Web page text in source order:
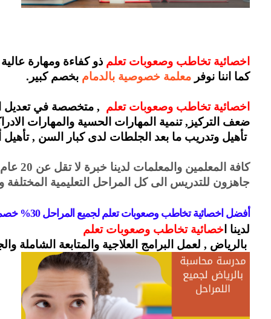
اخصائية تخاطب وصعوبات تعلم ذو كفاءة ومهارة
كما اننا نوفر معلمة خصوصية بالدمام بخصم كبير.
اخصائية تخاطب وصعوبات تعلم , متخصصة في تعديل
ضعف التركيز, تنمية المهارات الحسية والمهارات
تأهيل وتدريب ما بعد الجلطات لدى كبار السن , تأهيل
كافة المعلمين والمعلمات لدينا خبرة لا تقل عن 20 عام كاملة في التدريس بأحدث الأساليب العلمية المتطورة.
جاهزون للتدريس الى كل المراحل التعليمية
أفضل اخصائية تخاطب وصعوبات تعلم لجميع المراحل 30% خصم حصري
لدينا ا خصائية تخاطب وصعوبات تعلم
بالرياض , لعمل البرامج العلاجية والمتابعة الشاملة